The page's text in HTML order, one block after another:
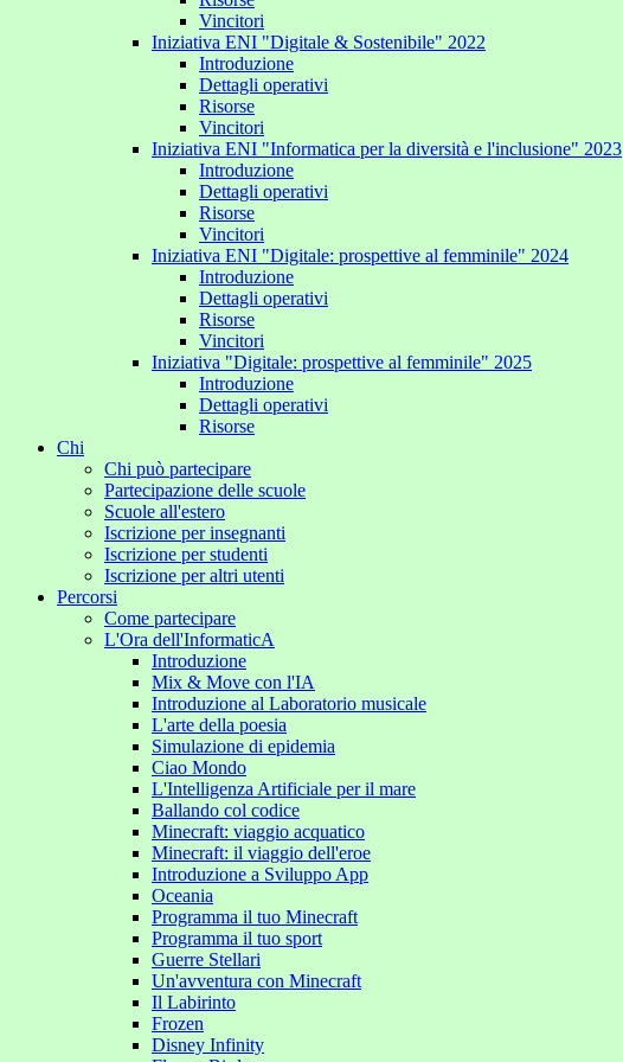
Vincitori
Iniziativa ENI "Digitale & Sostenibile" 2022
Introduzione
Dettagli operativi
Risorse
Vincitori
Iniziativa ENI "Informatica per la diversità e l'inclusione" 2023
Introduzione
Dettagli operativi
Risorse
Vincitori
Iniziativa ENI "Digitale: prospettive al femminile" 2024
Introduzione
Dettagli operativi
Risorse
Vincitori
Iniziativa "Digitale: prospettive al femminile" 2025
Introduzione
Dettagli operativi
Risorse
Chi
Chi può partecipare
Partecipazione delle scuole
Scuole all'estero
Iscrizione per insegnanti
Iscrizione per studenti
Iscrizione per altri utenti
Percorsi
Come partecipare
L'Ora dell'InformaticA
Introduzione
Mix & Move con l'IA
Introduzione al Laboratorio musicale
L'arte della poesia
Simulazione di epidemia
Ciao Mondo
L'Intelligenza Artificiale per il mare
Ballando col codice
Minecraft: viaggio acquatico
Minecraft: il viaggio dell'eroe
Introduzione a Sviluppo App
Oceania
Programma il tuo Minecraft
Programma il tuo sport
Guerre Stellari
Un'avventura con Minecraft
Il Labirinto
Frozen
Disney Infinity